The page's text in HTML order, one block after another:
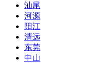
汕尾
河源
阳江
清远
东莞
中山